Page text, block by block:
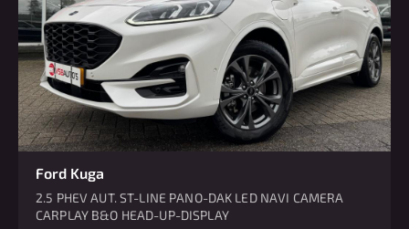
Ford Kuga
2.5 PHEV AUT. ST-LINE PANO-DAK LED NAVI CAMERA
CARPLAY B&O HEAD-UP-DISPLAY